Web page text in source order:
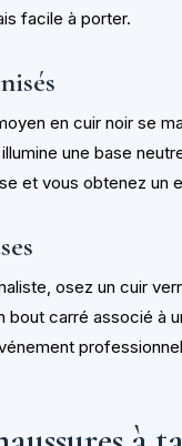
facile à porter.
en cuir noir se
une base
et vous obtenez un
osez un cuir
bout carré associé à